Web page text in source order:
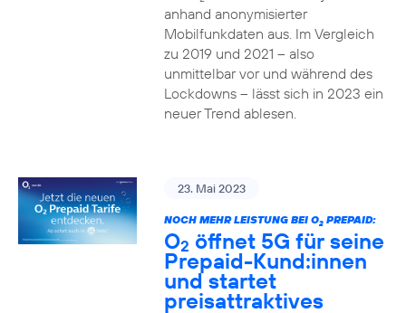
anhand anonymisierter
Mobilfunkdaten aus. Im Vergleich
zu 2019 und 2021 – also
unmittelbar vor und während des
Lockdowns – lässt sich in 2023 ein
neuer Trend ablesen.
23. Mai 2023
NOCH MEHR LEISTUNG BEI O2PREPAID:
O2 öffnet 5G für seine
Prepaid-Kund:innen
und startet
preisattraktives